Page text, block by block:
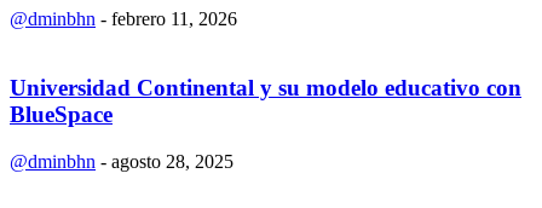
@dminbhn - febrero 11, 2026
Universidad Continental y su modelo educativo con
BlueSpace
@dminbhn - agosto 28, 2025